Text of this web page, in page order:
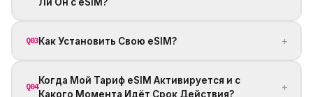
Q03Как Установить Свою eSIM? +
Q04
Когда Мой Тариф eSIM Активируется и с
Какого Момента Идёт Срок Действия?
+